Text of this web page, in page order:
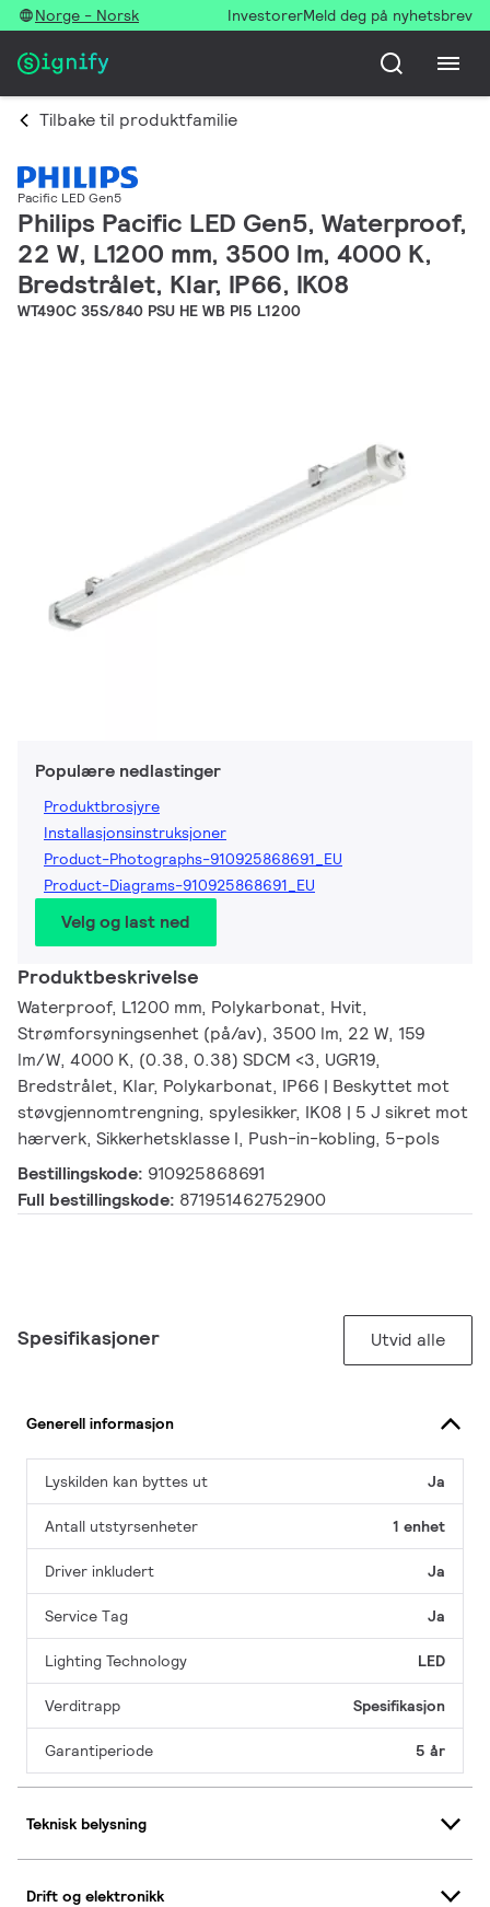
Norge - Norsk InvestorerMeld deg på nyhetsbrev
Tilbake til produktfamilie
Pacific LED Gen5
Philips Pacific LED Gen5, Waterproof,
22 W, L1200 mm, 3500 lm, 4000 K,
Bredstrålet, Klar, IP66, IK08
WT490C 35S/840 PSU HE WB PI5 L1200
Populære nedlastinger
Produktbrosjyre
Installasjonsinstruksjoner
Product-Photographs-910925868691_EU
Product-Diagrams-910925868691_EU
Velg og last ned
Produktbeskrivelse
Waterproof, L1200 mm, Polykarbonat, Hvit,
Strømforsyningsenhet (på/av), 3500 lm, 22 W, 159
lm/W, 4000 K, (0.38, 0.38) SDCM <3, UGR19,
Bredstrålet, Klar, Polykarbonat, IP66 | Beskyttet mot
støvgjennomtrengning, spylesikker, IK08 | 5 J sikret mot
hærverk, Sikkerhetsklasse I, Push-in-kobling, 5-pols
Bestillingskode: 910925868691
Full bestillingskode: 871951462752900
Spesifikasjoner Utvid alle
Generell informasjon
Lyskilden kan byttes ut Ja
Antall utstyrsenheter 1 enhet
Driver inkludert Ja
Service Tag Ja
Lighting Technology LED
Verditrapp Spesifikasjon
Garantiperiode 5 år
Teknisk belysning
Drift og elektronikk